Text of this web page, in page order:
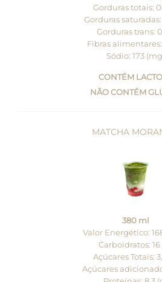
Gorduras totais:
Gorduras saturadas:
Gorduras trans:
Fibras alimentares:
Sódio: 173
CONTÉM
NÃO CONTÉM
MATCHA
380 ml
Valor Energético:
Carboidratos: 16
Açúcares Totais:
Açúcares